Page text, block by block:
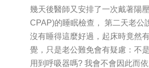
幾天後醫師又安排了一次戴著陽
CPAP)的睡眠檢查， 第二天老公
沒有睡得這麼好過，起床時竟然
覺，只是老公難免會有疑慮：不
用到呼吸器嗎? 我會不會因此而依